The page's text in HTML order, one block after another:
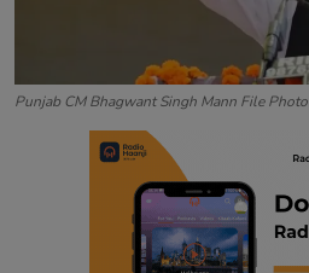
Punjab CM Bhagwant Singh Mann File Photo